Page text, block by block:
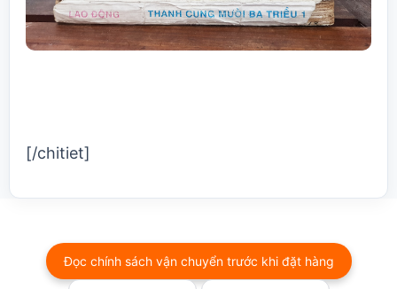
[/chitiet]
Đọc chính sách vận chuyển trước khi đặt hàng